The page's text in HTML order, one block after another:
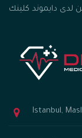
لدى دايموند كلينك
Istanbul,